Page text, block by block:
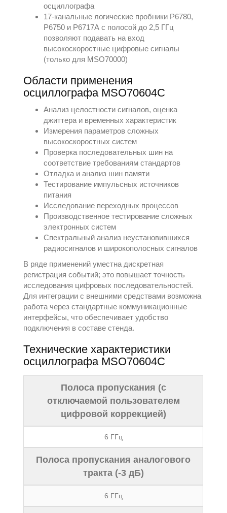
осциллографа
17-канальные логические пробники P6780,
P6750 и P6717А с полосой до 2,5 ГГц
позволяют подавать на вход
высокоскоростные цифровые сигналы
(только для MSO70000)
Области применения
осциллографа MSO70604C
Анализ целостности сигналов, оценка
джиттера и временных характеристик
Измерения параметров сложных
высокоскоростных систем
Проверка последовательных шин на
соответствие требованиям стандартов
Отладка и анализ шин памяти
Тестирование импульсных источников
питания
Исследование переходных процессов
Производственное тестирование сложных
электронных систем
Спектральный анализ неустановившихся
радиосигналов и широкополосных сигналов
В ряде применений уместна дискретная
регистрация событий; это повышает точность
исследования цифровых последовательностей.
Для интеграции с внешними средствами возможна
работа через стандартные коммуникационные
интерфейсы, что обеспечивает удобство
подключения в составе стенда.
Теxнические xарактеристики
осциллографа MSO70604C
Полоса пропускания (с
отключаемой пользователем
цифровой коррекцией)
6 ГГц
Полоса пропускания аналогового
тракта (-3 дБ)
6 ГГц